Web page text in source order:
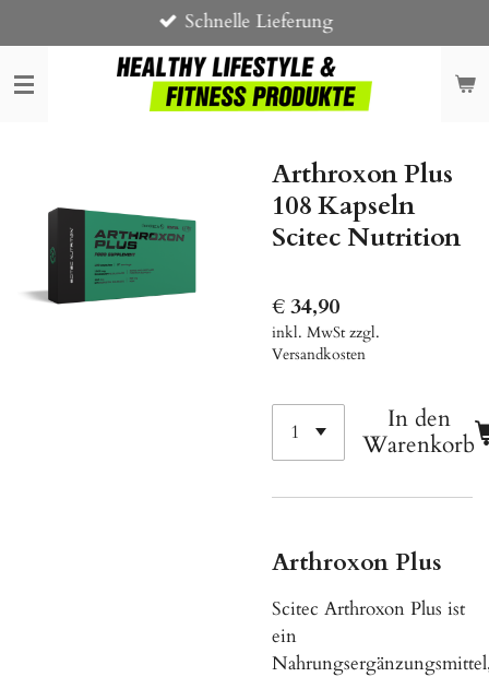
Hauptinhalt
springen
Schnelle Lieferung
Arthroxon Plus
108 Kapseln
Scitec Nutrition
€ 34,90
inkl. MwSt zzgl.
Versandkosten
In den
Warenkorb
Arthroxon Plus
Scitec Arthroxon Plus ist
ein